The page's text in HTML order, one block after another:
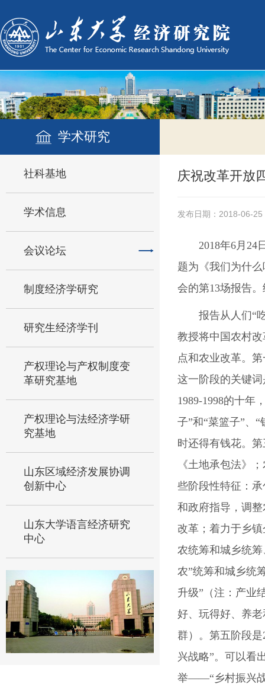
学术研究
社科基地
学术信息
会议论坛
制度经济学研究
研究生经济学刊
产权理论与产权制度变
革研究基地
产权理论与法经济学研
究基地
山东区域经济发展协调
创新中心
山东大学语言经济研究
中心
庆祝改革开放
发布日期：2018-06-25
2018年6 月 24
题为《我们为什
会的第13场报告
报告从人们“
教授将中国农村
点和农业改革。 第
这一阶段的关键
1989-1998的十年
子”和“菜篮子”、
时还得有钱花。
《土地承包法》
些阶段性特征：
和政府指导，调
改革；着力于乡
农统筹和城乡统
农”统筹和城乡统
升级”（注：产业
好、玩得好、养
群）。第五阶段是
兴战略”。可以看
举——“乡村振兴战